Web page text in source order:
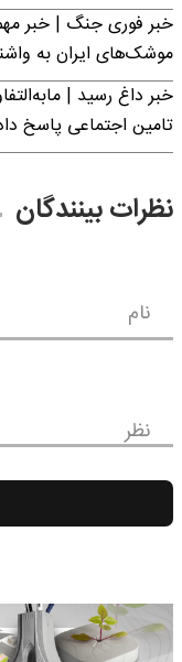
خبر فوری جنگ | خبر
موشک‌های ایران به
خبر داغ رسید |
تامین اجتماعی پاسخ
نظرات بینندگان
نام
نظر